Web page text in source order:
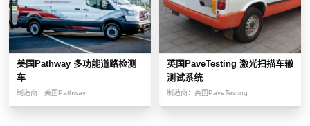
美国Pathway 多功能道路检测
车
制造商： 美国Pathway
英国PaveTesting 激光扫描车辙
测试系统
制造商： 英国PaveTesting